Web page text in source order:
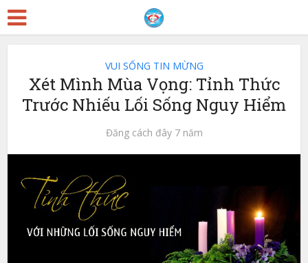
VUI SỐNG TIN MỪNG
Xét Mình Mùa Vọng: Tỉnh Thức
Trước Nhiếu Lối Sống Nguy Hiểm
Đăng cách đây 7 năm